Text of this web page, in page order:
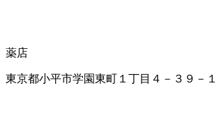
薬店
東京都小平市学園東町１丁目４－３９－１